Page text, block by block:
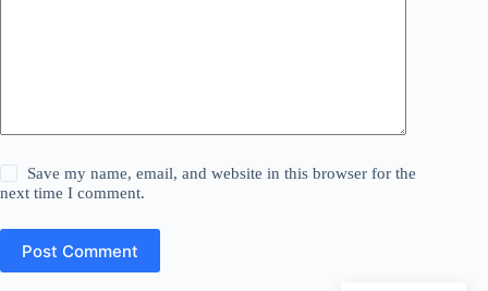
Save my name, email, and website in this browser for the
next time I comment.
Post Comment